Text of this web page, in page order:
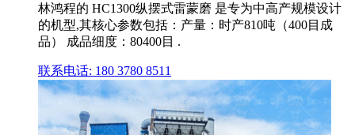
林鸿程的 HC1300纵摆式雷蒙磨 是专为中高产规模设计
的机型,其核心参数包括：产量：时产810吨（400目成
品） 成品细度：80400目 .
联系电话: 180 3780 8511